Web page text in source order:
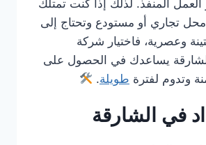
العمل المنفذ. لذلك إذا كنت تمتلك
محل تجاري أو مستودع وتحتاج إلى
وعصرية، فاختيار شركة
يساعدك في الحصول على
وتدوم لفترة طويلة.
في الشارقة